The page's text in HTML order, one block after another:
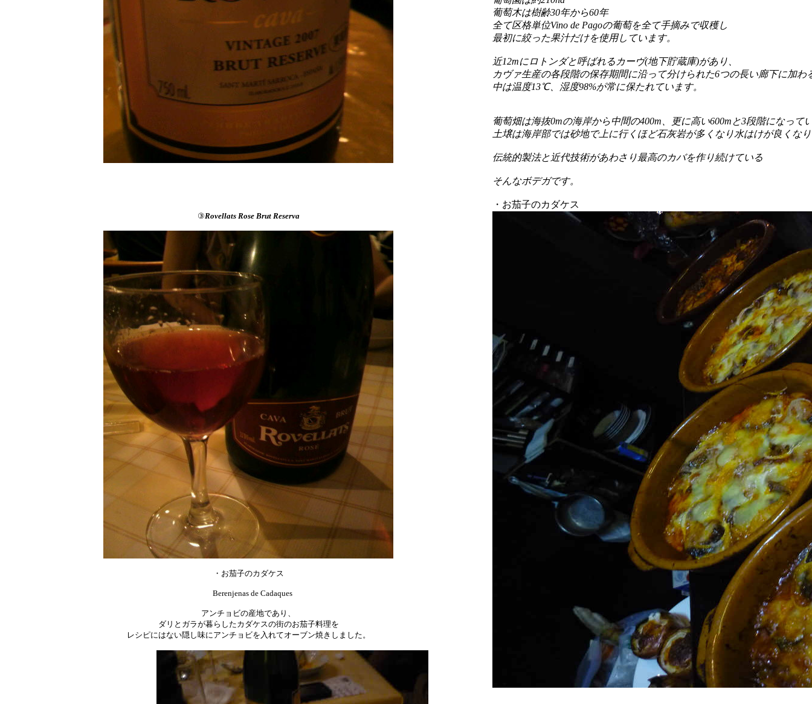
③Rovellats Rose Brut Reserva
・お茄子のカダケス
Berenjenas de Cadaques
アンチョビの産地であり、
ダリとガラが暮らしたカダケスの街のお茄子料理を
レシピにはない隠し味にアンチョビを入れてオーブン焼きしました。
葡萄木は樹齢30年から60年
全て区格単位Vino de Pagoの葡萄を全て手摘みで収穫し
最初に絞った果汁だけを使用しています。
近12mにロトンダと呼ばれるカーヴ(地下貯蔵庫)があり、
カヴァ生産の各段階の保存期間に沿って分けられた6つの長い廊下に加わ
中は温度13℃、湿度98%が常に保たれています。
葡萄畑は海抜0mの海岸から中間の400m、更に高い600mと3段階になって
土壌は海岸部では砂地で上に行くほど石灰岩が多くなり水はけが良くな
伝統的製法と近代技術があわさり最高のカバを作り続けている
そんなボデガです。
・お茄子のカダケス